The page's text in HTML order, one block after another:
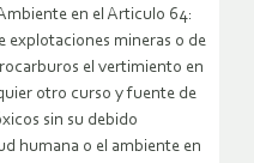
en el Articulo 64:
explotaciones mineras o de
el vertimiento en
otro curso y fuente de
sin su debido
humana o el ambiente en